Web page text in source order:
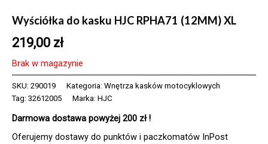
Wyściółka do kasku HJC RPHA71 (12MM) XL
219,00 zł
Brak w magazynie
SKU: 290019 Kategoria: Wnętrza kasków motocyklowych
Tag: 32612005 Marka: HJC
Darmowa dostawa powyżej 200 zł !
Oferujemy dostawy do punktów i paczkomatów InPost